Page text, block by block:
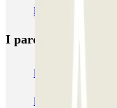
Prenota il tuo
I parcheggi
Parcheggio Venezia
Parcheggio Roma